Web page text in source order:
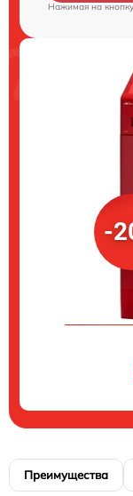
Нажимая на
-
Преимущества